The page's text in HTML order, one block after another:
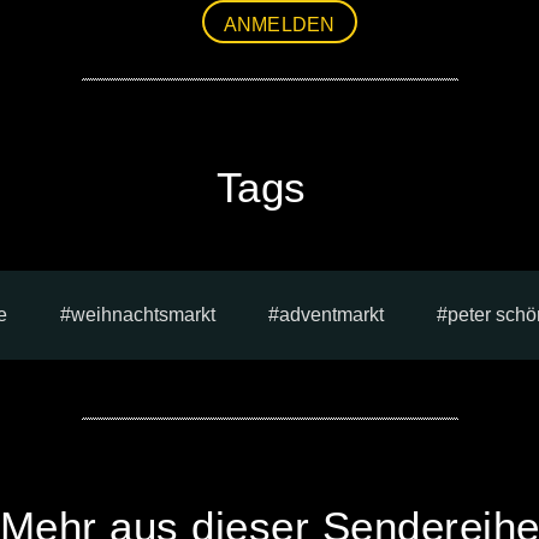
ANMELDEN
Tags
weihnachtsmarkt adventmarkt peter
Mehr aus dieser Sendereihe